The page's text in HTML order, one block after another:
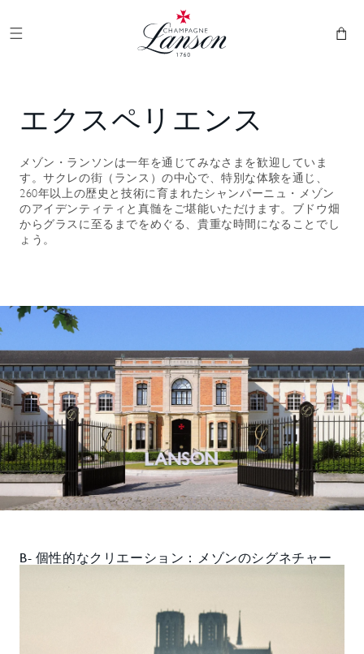
ケ
エクスペリエンス
メゾン・ランソンは一年を通じてみなさまを歓迎していま
す。サクレの街（ランス）の中心で、特別な体験を通じ、
260年以上の歴史と技術に育まれたシャンパーニュ・メゾン
のアイデンティティと真髄をご堪能いただけます。ブドウ畑
からグラスに至るまでをめぐる、貴重な時間になることでし
ょう。
B- 個性的なクリエーション：メゾンのシグネチャー
メゾン・ランソンの歴史をたどり、隠された庭園を散
策し、発酵室を見学し、迷路のように広がるセラーを
るひとときを体験いただけます。最後には、メゾンを
象徴するシグネチャー・キュヴェ、フレッシュでエレ
ガントなブラック・クリエイションをご堪能くださ
い。
シャンパーニュの秘密に触れる本格的なイニシエーシ
ョン・ツアー。メゾンの隠れた庭園「クロ・ランソ
大なセラー群へ――ランスの中心で稀少な体験をお楽
しみいただけます。最後には、ランソン・スタイルを
象徴する2つのキュヴェ、ブラック・クリエイション
とロゼ・クリエイションをご試飲いただけます。
メゾン・ランソンのアンバサダーがご案内する、メゾ
ンの歴史と醸造の秘訣を巡る旅をお楽しみください。
セラーマスターのエルヴェ・ダンタンが考案した2つ
のキュヴェ、Le Blanc de Blancs 「ル・ブラック・レゼ
ルヴ」をご賞味いただけます。
メゾン・ランソンの歴史をたどり、特別な年を見極
め、その真価を引き出してきた独自の技に触れる――
ー・キュヴェブラック・クリエイションとともに、2
つの偉大なヴィンテージ――ヴィンテージ2013とク
ロ・ランソン2010をご試飲いただけます。